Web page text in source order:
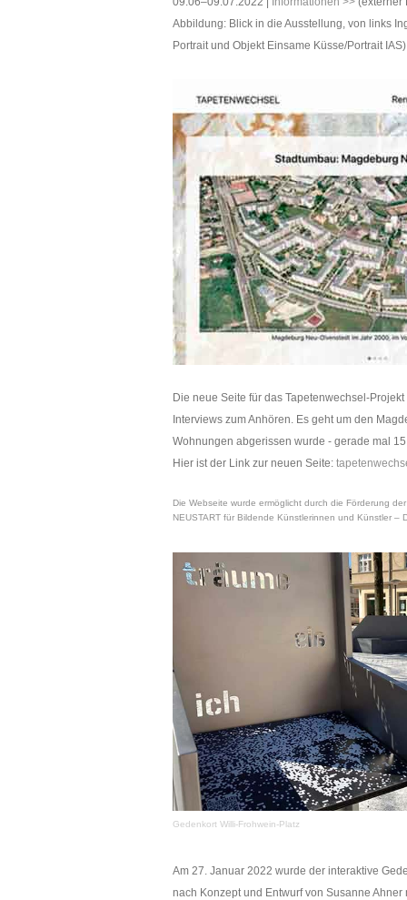
Abbildung: Blick in die Ausstellung, von links
Portrait und Objekt Einsame Küsse/Portrait
Die neue Seite für das Tapetenwechsel-
Interviews zum Anhören. Es geht um den
Wohnungen abgerissen wurde - gerade mal
Hier ist der Link zur neuen Seite:
Die Webseite wurde ermöglicht durch die Förderung
NEUSTART für Bildende Künstlerinnen und Künstler
Gedenkort Willi-Frohwein-Platz
Am 27. Januar 2022 wurde der interaktive
nach Konzept und Entwurf von Susanne